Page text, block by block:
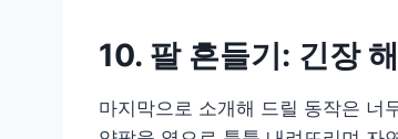
10. 팔 흔들기: 긴장
마지막으로 소개해 드릴 동작은 너